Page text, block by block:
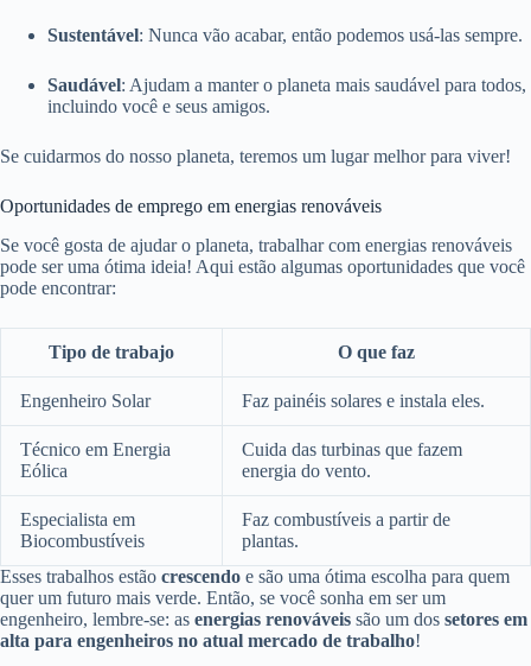
Sustentável: Nunca vão acabar, então podemos usá-las sempre.
Saudável: Ajudam a manter o planeta mais saudável para todos,
incluindo você e seus amigos.
Se cuidarmos do nosso planeta, teremos um lugar melhor para viver!
Oportunidades de emprego em energias renováveis
Se você gosta de ajudar o planeta, trabalhar com energias renováveis
pode ser uma ótima ideia! Aqui estão algumas oportunidades que você
pode encontrar:
Tipo de trabajo O que faz
Engenheiro Solar Faz painéis solares e instala eles.
Técnico em Energia
Eólica
Cuida das turbinas que fazem
energia do vento.
Especialista em
Biocombustíveis
Faz combustíveis a partir de
plantas.
Esses trabalhos estão crescendo e são uma ótima escolha para quem
quer um futuro mais verde. Então, se você sonha em ser um
engenheiro, lembre-se: as energias renováveis são um dos setores em
alta para engenheiros no atual mercado de trabalho!